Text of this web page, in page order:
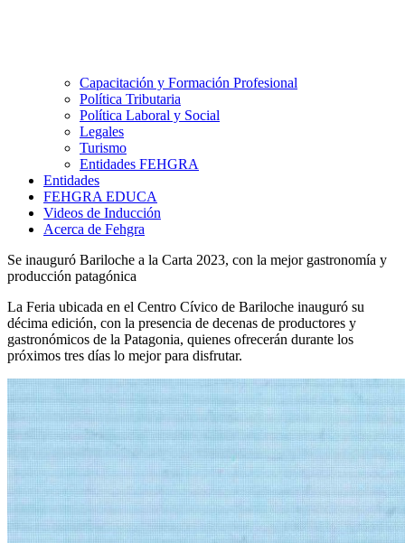
Capacitación y Formación Profesional
Política Tributaria
Política Laboral y Social
Legales
Turismo
Entidades FEHGRA
Entidades
FEHGRA EDUCA
Videos de Inducción
Acerca de Fehgra
Se inauguró Bariloche a la Carta 2023, con la mejor gastronomía y
producción patagónica
La Feria ubicada en el Centro Cívico de Bariloche inauguró su
décima edición, con la presencia de decenas de productores y
gastronómicos de la Patagonia, quienes ofrecerán durante los
próximos tres días lo mejor para disfrutar.